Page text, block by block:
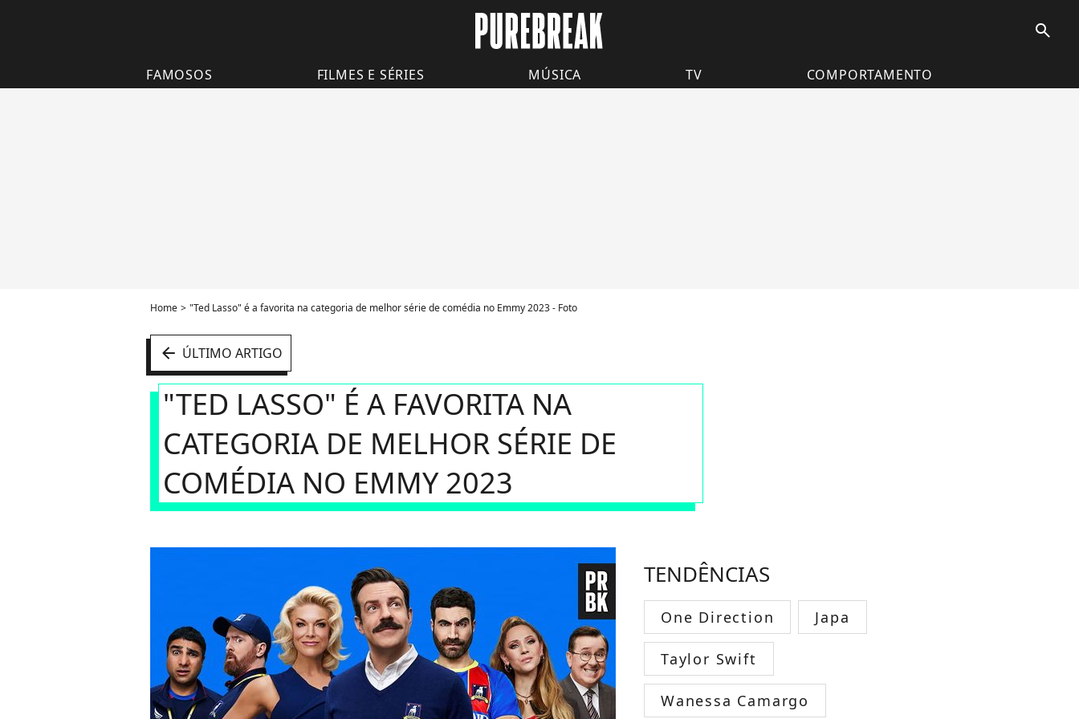
search
FAMOSOS FILMES E SÉRIES MÚSICA TV COMPORTAMENTO
Home "Ted Lasso" é a favorita na categoria de melhor série de comédia no Emmy 2023 - Foto
arrow_left ÚLTIMO ARTIGO
"TED LASSO" É A FAVORITA NA
CATEGORIA DE MELHOR SÉRIE DE
COMÉDIA NO EMMY 2023
TENDÊNCIAS
One Direction Japa
Taylor Swift
Wanessa Camargo